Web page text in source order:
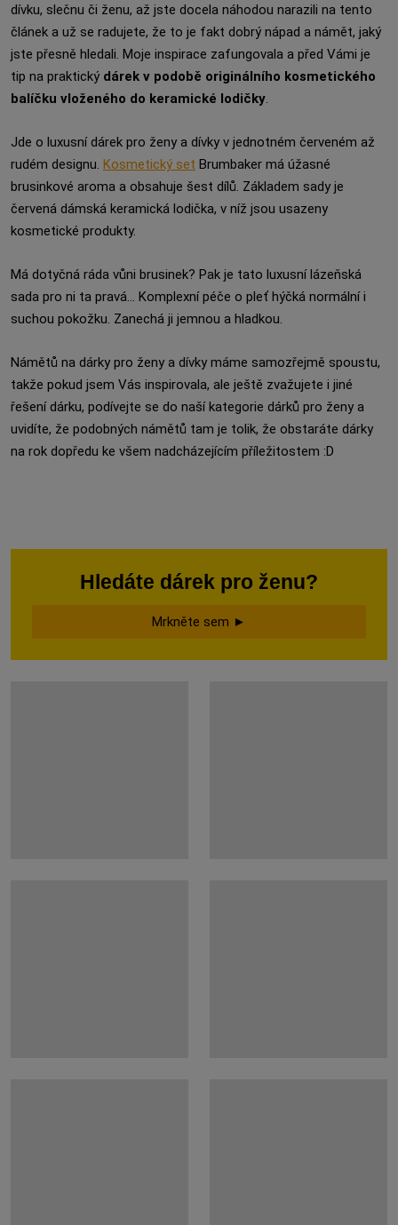
dívku, slečnu či ženu, až jste docela náhodou narazili na tento
článek a už se radujete, že to je fakt dobrý nápad a námět, jaký
jste přesně hledali. Moje inspirace zafungovala a před Vámi je
tip na praktický dárek v podobě originálního kosmetického
balíčku vloženého do keramické lodičky.
Jde o luxusní dárek pro ženy a dívky v jednotném červeném až
rudém designu. Kosmetický set Brumbaker má úžasné
brusinkové aroma a obsahuje šest dílů. Základem sady je
červená dámská keramická lodička, v níž jsou usazeny
kosmetické produkty.
Má dotyčná ráda vůni brusinek? Pak je tato luxusní lázeňská
sada pro ni ta pravá... Komplexní péče o pleť hýčká normální i
suchou pokožku. Zanechá ji jemnou a hladkou.
Námětů na dárky pro ženy a dívky máme samozřejmě spoustu,
takže pokud jsem Vás inspirovala, ale ještě zvažujete i jiné
řešení dárku, podívejte se do naší kategorie dárků pro ženy a
uvidíte, že podobných námětů tam je tolik, že obstaráte dárky
na rok dopředu ke všem nadcházejícím příležitostem :D
Hledáte dárek pro ženu?
Mrkněte sem ►